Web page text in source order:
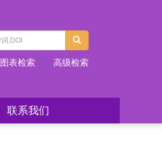
图表检索 高级检索
联系我们